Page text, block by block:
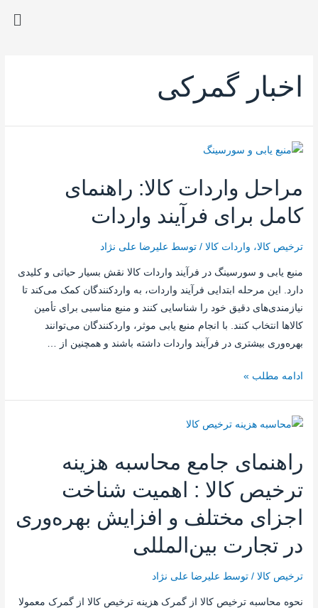
اخبار گمرکی
مراحل واردات کالا: راهنمای
کامل برای فرآیند واردات
ترخیص کالا، واردات کالا / توسط علیرضا علی نژاد
منبع یابی و سورسینگ در فرآیند واردات کالا نقش بسیار حیاتی و کلیدی
دارد. این مرحله ابتدایی فرآیند واردات، به واردکنندگان کمک می‌کند تا
نیازمندی‌های دقیق خود را شناسایی کنند و منبع مناسبی برای تأمین
کالاها انتخاب کنند. با انجام منبع یابی موثر، واردکنندگان می‌توانند
بهره‌وری بیشتری در فرآیند واردات داشته باشند و همچنین از …
ادامه مطلب »
راهنمای جامع محاسبه هزینه
ترخیص کالا : اهمیت شناخت
اجزای مختلف و افزایش بهره‌وری
در تجارت بین‌المللی
ترخیص کالا / توسط علیرضا علی نژاد
نحوه محاسبه ترخیص کالا از گمرک هزینه ترخیص کالا از گمرک معمولا